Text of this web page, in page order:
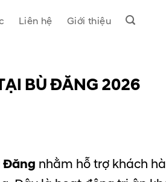
Liên hệ Giới thiệu
BÙ ĐĂNG 2026
Đăng nhằm hỗ trợ khách